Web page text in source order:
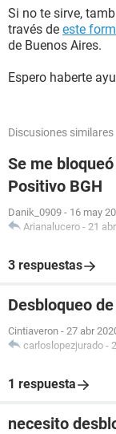
Si no te sirve,
través de este
de Buenos Aires.
Espero haberte
Discusiones similares
Se me
Positivo BGH
Danik_0909 - 16 may
Arianalucero - 21
3 respuestas
Desbloqueo
Cintiaveron - 27 abr
carloslopezjurado -
1 respuesta
necesito